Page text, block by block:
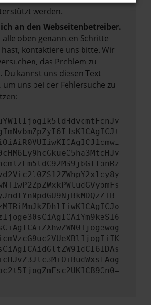
werden.
an den Webseitenbetreiber.
alle oben genannten Schritte
kontaktiere uns bitte. Wir
das Problem zu
Du kannst uns diesen Text
um uns bei der Fehlersuche zu